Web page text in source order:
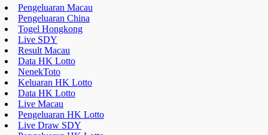
Data HK Lotto
Data HK Lotto
Pengeluaran HK Lotto
Pengeluaran HK Lotto
Data HK Lotto
Pengeluaran HK Lotto
Keluaran SDY
Togel Hongkong
Live Draw SDY
Pengeluaran HK Lotto
Data HK Lotto
Toto HK Lotto